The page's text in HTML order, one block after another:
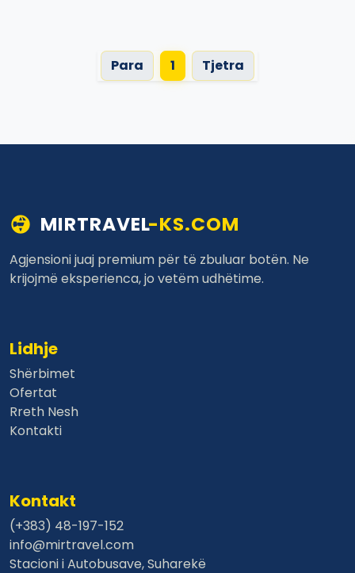
Para 1 Tjetra
MIRTRAVEL-KS.COM
Agjensioni juaj premium për të zbuluar botën. Ne
krijojmë eksperienca, jo vetëm udhëtime.
Lidhje
Shërbimet
Ofertat
Rreth Nesh
Kontakti
Kontakt
(+383) 48-197-152
info@mirtravel.com
Stacioni i Autobusave, Suharekë